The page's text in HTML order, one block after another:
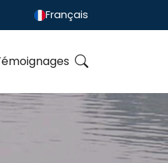
Français